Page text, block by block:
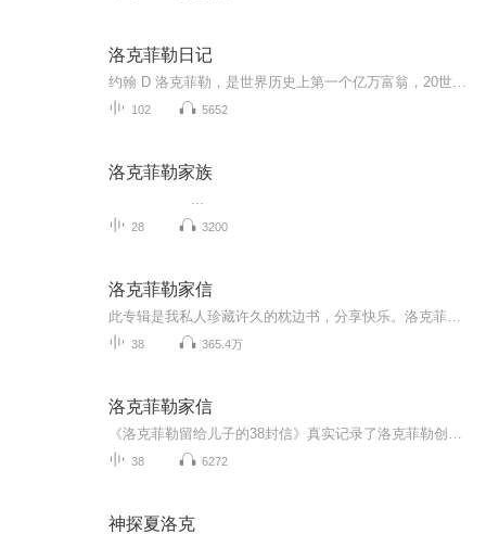
洛克菲勒日记
102 5652
洛克菲勒家族
28 3200
洛克菲勒家信
38 365.4万
洛克菲勒家信
38 6272
神探夏洛克